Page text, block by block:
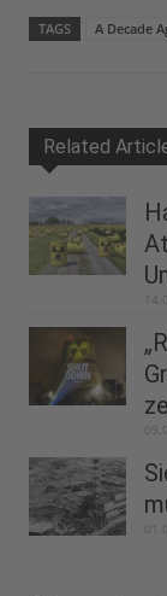
TAGS A Decade
Related